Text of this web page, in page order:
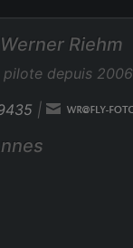
Riehm
depuis 2006
|